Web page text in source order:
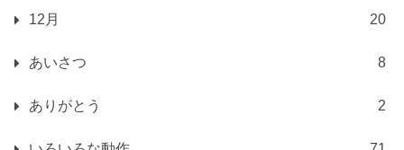
12月 20
あいさつ 8
ありがとう 2